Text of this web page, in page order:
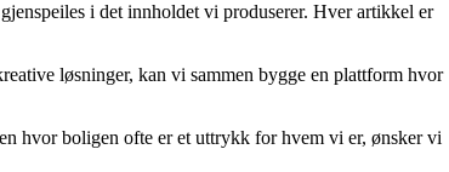
i det innholdet vi produserer. Hver artikkel er
løsninger, kan vi sammen bygge en plattform hvor
hvor boligen ofte er et uttrykk for hvem vi er, ønsker vi